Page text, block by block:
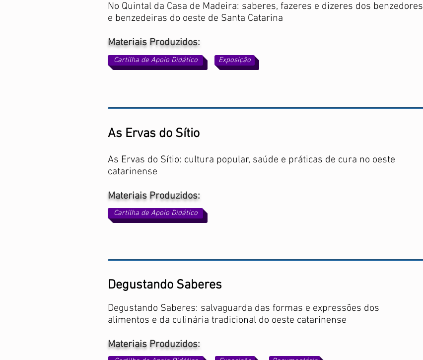
No Quintal da Casa de Madeira: saberes, fazeres e dizeres dos benzedores
e benzedeiras do oeste de Santa Catarina
Materiais Produzidos:
Cartilha de Apoio Didático Exposição
As Ervas do Sítio
As Ervas do Sítio: cultura popular, saúde e práticas de cura no oeste
catarinense
Materiais Produzidos:
Cartilha de Apoio Didático
Degustando Saberes
Degustando Saberes: salvaguarda das formas e expressões dos
alimentos e da culinária tradicional do oeste catarinense
Materiais Produzidos: